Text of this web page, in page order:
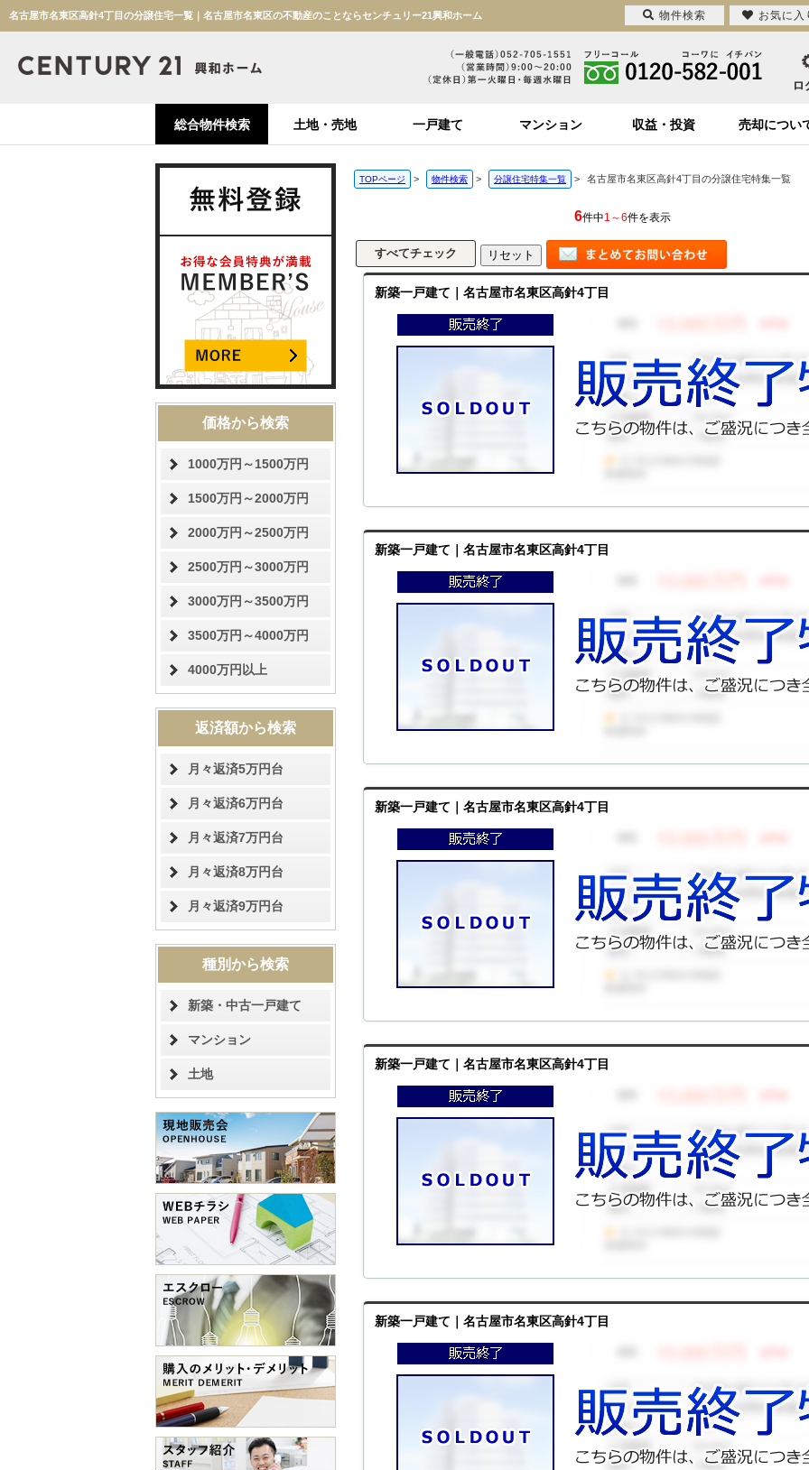
名古屋市名東区高針4丁目の分譲住宅一覧｜名古屋市名東区の不動産のことならセンチュリー21興和ホーム
総合物件検索 土地・売地 一戸建て マンション 収益・投資 売却につい
TOPページ > 物件検索 > 分譲住宅特集一覧 > 名古屋市名東区高針4丁目の分譲住宅特集一覧
6件中1～6件を表示
新築一戸建て｜名古屋市名東区高針4丁目
新築一戸建て｜名古屋市名東区高針4丁目
新築一戸建て｜名古屋市名東区高針4丁目
新築一戸建て｜名古屋市名東区高針4丁目
新築一戸建て｜名古屋市名東区高針4丁目
価格から検索
1000万円～1500万円
1500万円～2000万円
2000万円～2500万円
2500万円～3000万円
3000万円～3500万円
3500万円～4000万円
4000万円以上
返済額から検索
月々返済5万円台
月々返済6万円台
月々返済7万円台
月々返済8万円台
月々返済9万円台
種別から検索
新築・中古一戸建て
マンション
土地
物件検索 お気に入